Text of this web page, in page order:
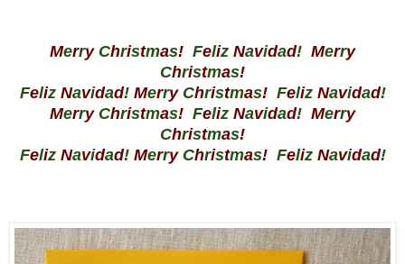
Merry Christmas! Feliz Navidad! Merry
Christmas!
Feliz Navidad! Merry Christmas!Feliz Navidad!
Merry Christmas! Feliz Navidad! Merry
Christmas!
Feliz Navidad! Merry Christmas!Feliz Navidad!